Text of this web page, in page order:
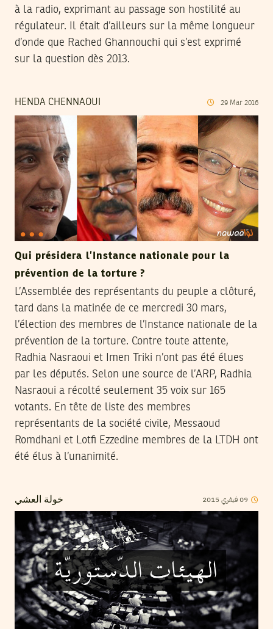
à la radio, exprimant au passage son hostilité au
régulateur. Il était d’ailleurs sur la même longueur
d’onde que Rached Ghannouchi qui s’est exprimé
sur la question dès 2013.
HENDA CHENNAOUI 29 Mar 2016
Qui présidera l’Instance nationale pour la
prévention de la torture ?
L’Assemblée des représentants du peuple a clôturé,
tard dans la matinée de ce mercredi 30 mars,
l’élection des membres de l’Instance nationale de la
prévention de la torture. Contre toute attente,
Radhia Nasraoui et Imen Triki n’ont pas été élues
par les députés. Selon une source de l’ARP, Radhia
Nasraoui a récolté seulement 35 voix sur 165
votants. En tête de liste des membres
représentants de la société civile, Messaoud
Romdhani et Lotfi Ezzedine membres de la LTDH ont
été élus à l’unanimité.
خولة العشي 09فيفري 2015